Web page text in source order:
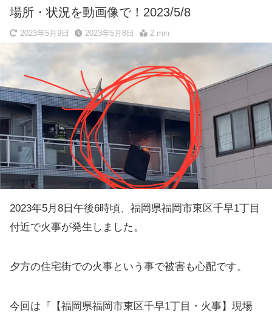
場所・状況を動画像で！2023/5/8
2023年5月9日 2023年5月8日 2 min
2023年5月8日午後6時頃、福岡県福岡市東区千早1丁目
付近で火事が発生しました。
夕方の住宅街での火事という事で被害も心配です。
今回は『【福岡県福岡市東区千早1丁目・火事】現場